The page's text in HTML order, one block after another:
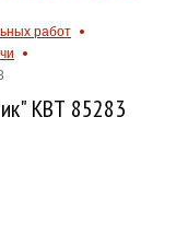
работ
КВТ 85283